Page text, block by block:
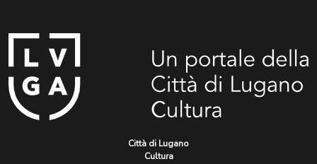
Città di Lugano
Cultura